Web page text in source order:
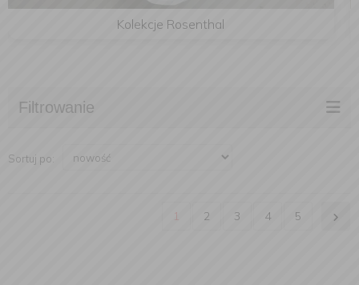
Kolekcje Rosenthal
Filtrowanie
Sortuj po:
1 2 3 4 5